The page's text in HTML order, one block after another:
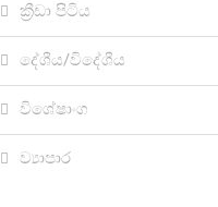
ක්‍රීඩා පිටිය
දේශීය/විදේශීය
විශේෂාංග
ව්‍යාපාර